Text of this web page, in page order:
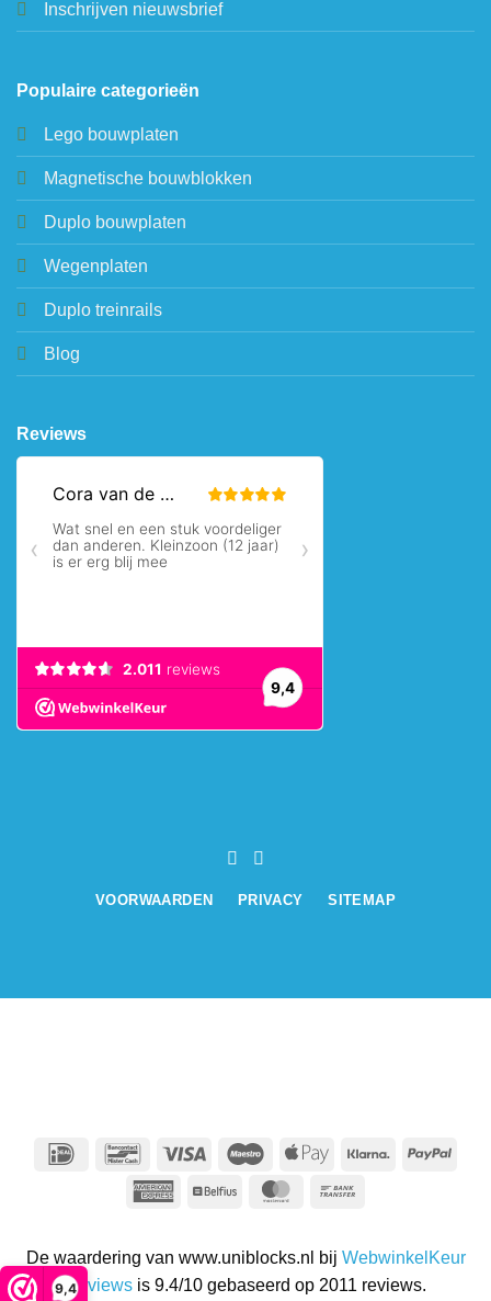
9,4
Inschrijven nieuwsbrief
Populaire categorieën
Lego bouwplaten
Magnetische bouwblokken
Duplo bouwplaten
Wegenplaten
Duplo treinrails
Blog
Reviews
VOORWAARDEN PRIVACY SITEMAP
IDeal BancontactVisa Maestro Apple
Klarna
AmericanBelfius MasterCard
De waardering van www.uniblocks.nl bij WebwinkelKeur
Reviews is 9.4/10 gebaseerd op 2011 reviews.